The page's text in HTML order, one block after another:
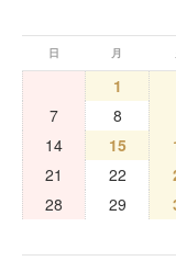
日 月
1
7
8
14
15
21
22
28
29